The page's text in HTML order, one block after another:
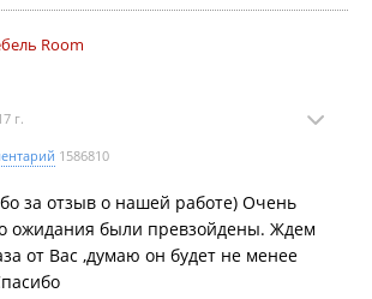
чистота, ни одной соринки, весь
Во-вторых стоит моя красавица,
лучше чем в 3-D дизайне. Счастья не
метров, но на этих 10 метрах
не забрал пространство, есть
и более чем вместительные
довольна. На очереди у нас еще
из Мебель Room!!! Уж очень
с ними работать. И очень
Room
г.
1586810
за отзыв о нашей работе) Очень
ожидания были превзойдены. Ждем
от Вас ,думаю он будет не менее